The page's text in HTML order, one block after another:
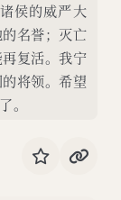
侯的威严大
名誉；灭亡
复活。我宁
将领。希望
。